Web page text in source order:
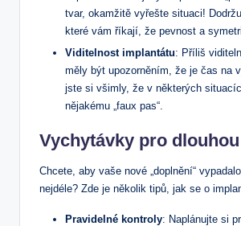
tvar, okamžitě vyřešte situaci!
které vám říkají, že pevnost a
Viditelnost implantátu: Příliš
měly být upozorněním, že je čas na
jste si všimly, že v některých
nějakému „faux pas“.
Vychytávky pro
Chcete, aby vaše nové „doplnění“
nejdéle? Zde je několik tipů, jak se o
Pravidelné kontroly: Naplánujte si